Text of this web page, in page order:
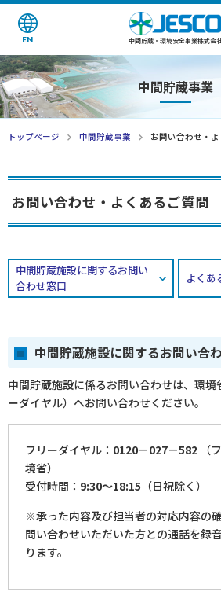
中間貯蔵・環境安全事業株式会
EN
中間貯蔵事業
トップページ 中間貯蔵事業 お問い合わせ・
お問い合わせ・よくあるご質問
中間貯蔵施設に関するお問い
合わせ窓口
よくあ
中間貯蔵施設に関するお問い合
中間貯蔵施設に係るお問い合わせは、環境
ーダイヤル）へお問い合わせください。
フリーダイヤル： 0120－027－582 （
境省）
受付時間： 9:30～18:15 （日祝除く）
※承った内容及び担当者の対応内容の
問い合わせいただいた方との通話を録
ります。